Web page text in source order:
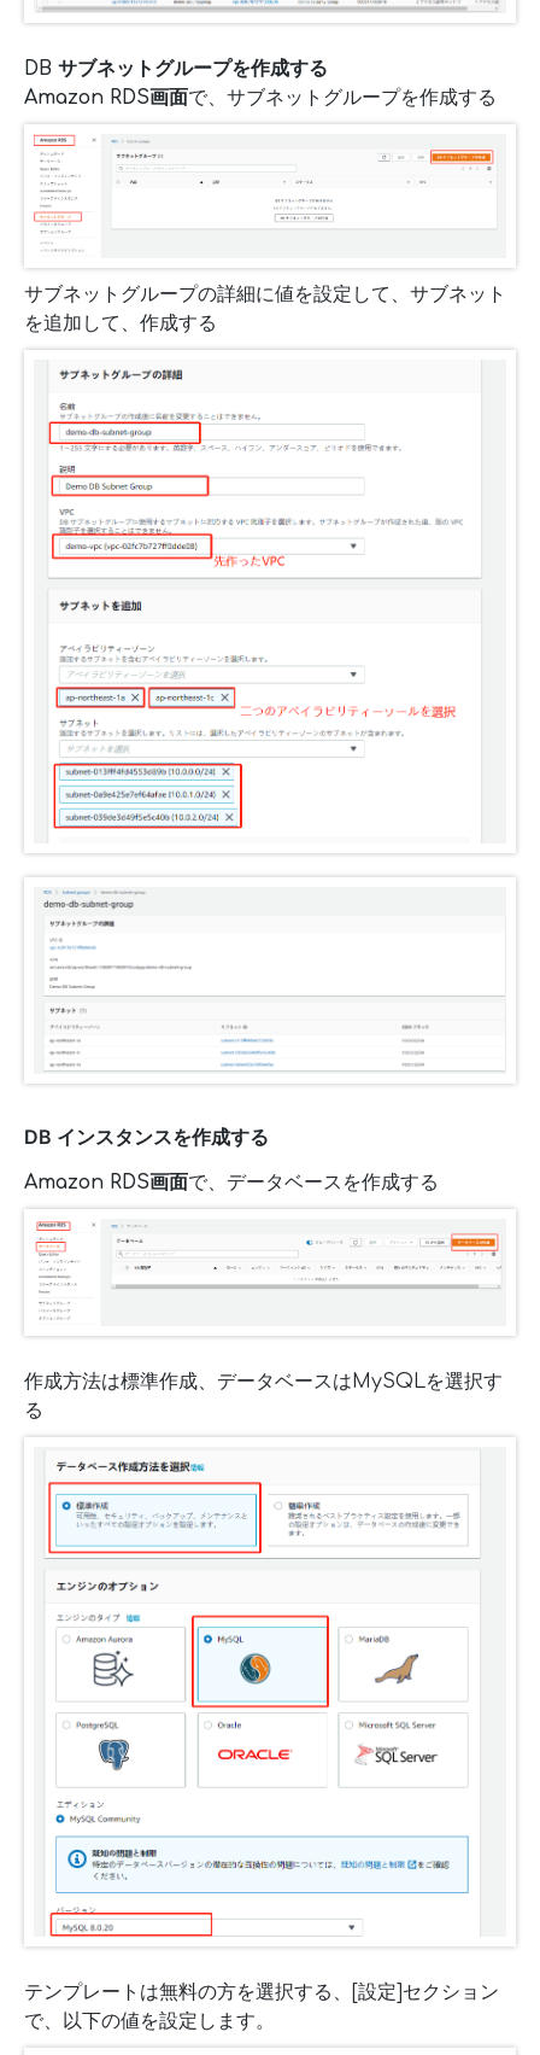
DB サブネットグループを作成する
Amazon RDS画面で、サブネットグループを作成する
サブネットグループの詳細に値を設定して、サブネット
を追加して、作成する
DB インスタンスを作成する
Amazon RDS画面で、データベースを作成する
作成方法は標準作成、データベースはMySQLを選択す
る
テンプレートは無料の方を選択する、[設定]セクション
で、以下の値を設定します。